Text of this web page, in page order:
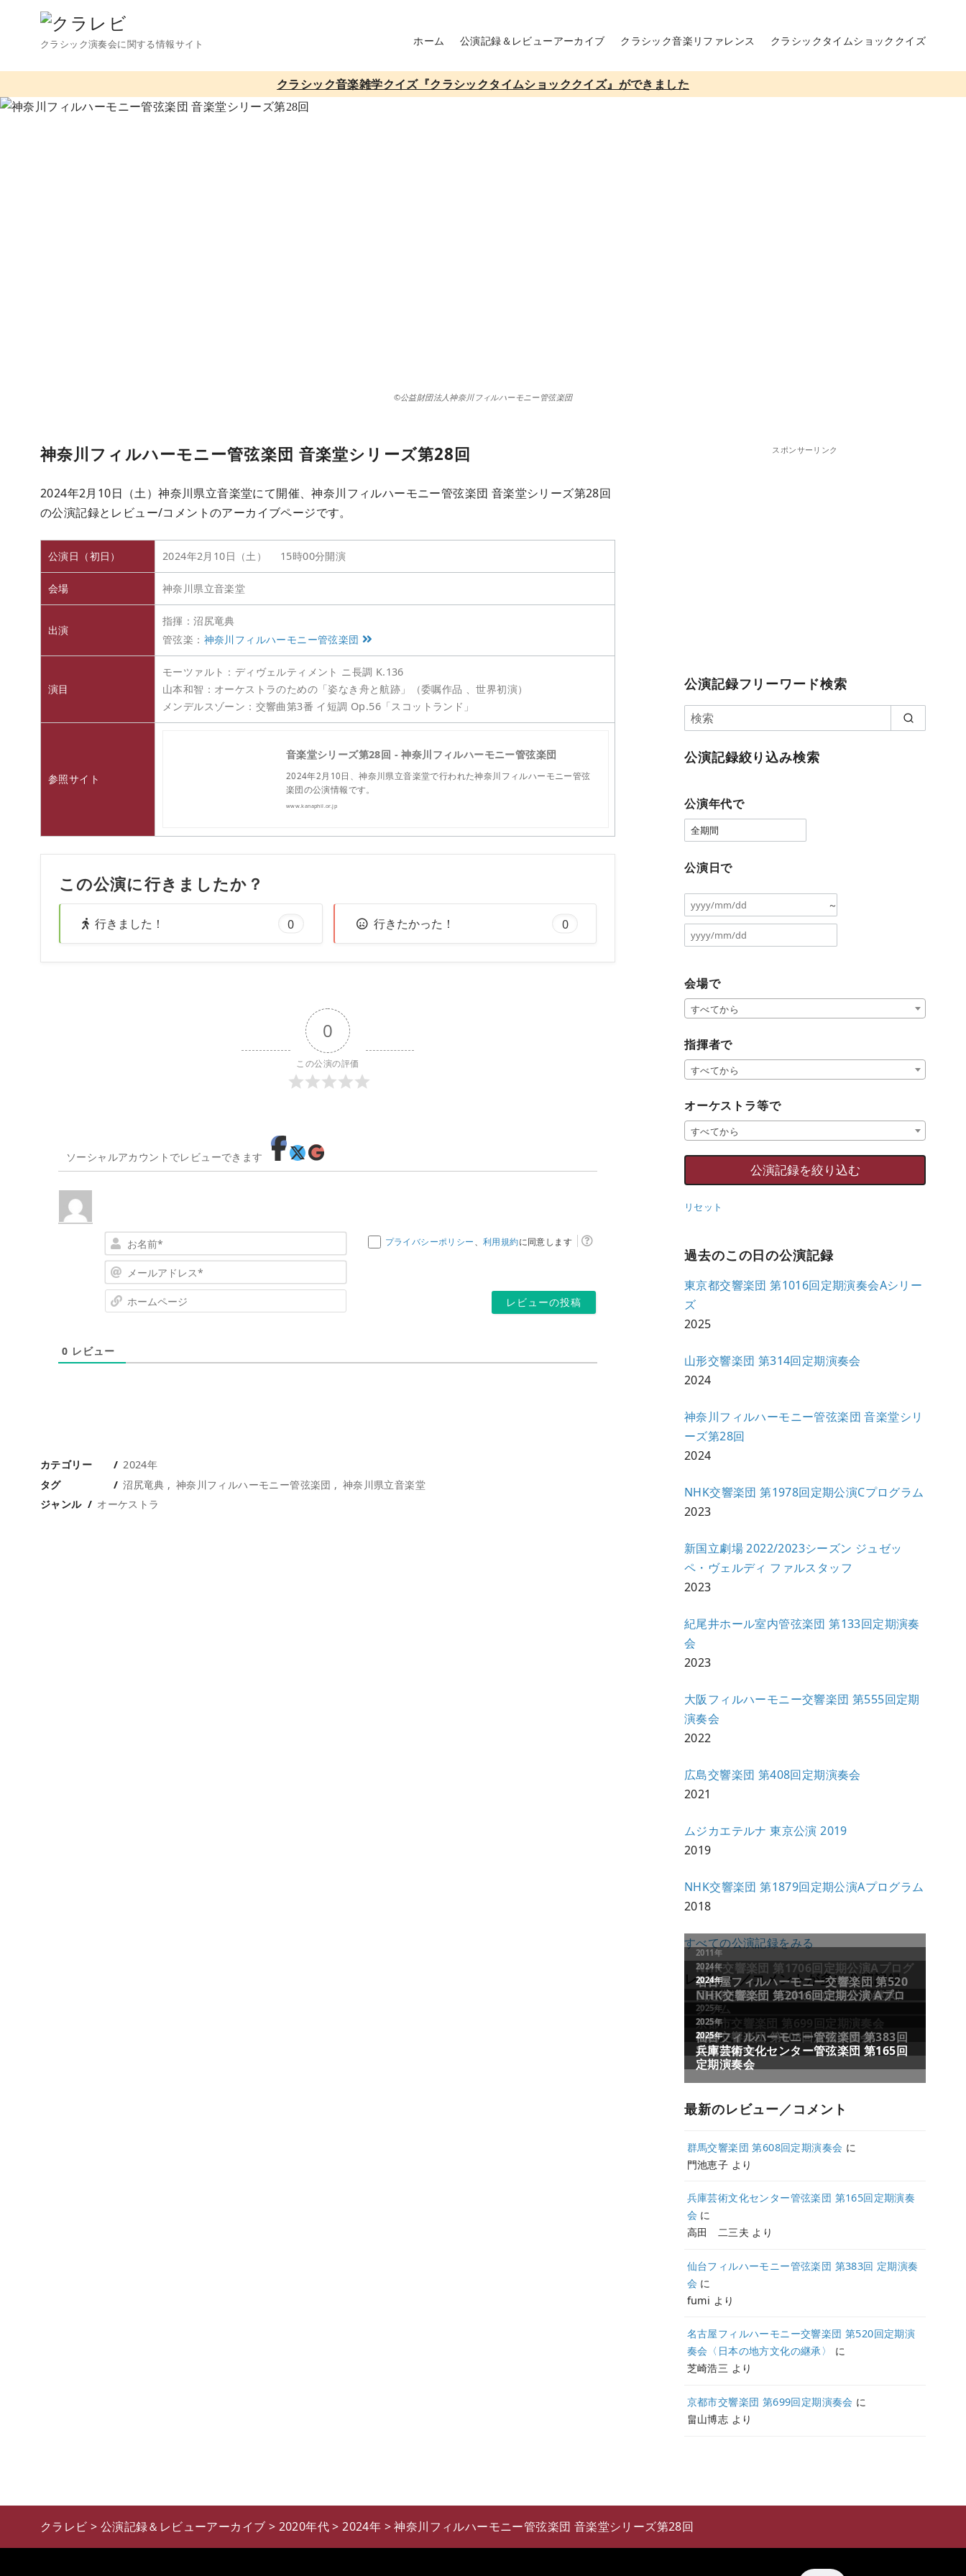
へ
クラシック演奏会に関する情報サイト ホーム 公演記録＆レビューアーカイブ クラシック音楽リファレンス クラシックタイムショッククイズ
クラシック音楽雑学クイズ『クラシックタイムショッククイズ』ができました
©公益財団法人神奈川フィルハーモニー管弦楽団
神奈川フィルハーモニー管弦楽団 音楽堂シリーズ第28回
2024年2月10日（土）神奈川県立音楽堂にて開催、神奈川フィルハーモニー管弦楽団 音楽堂シリーズ第28回
の公演記録とレビュー/コメントのアーカイブページです。
公演日（初日） 2024年2月10日（土） 15時00分開演
会場 神奈川県立音楽堂
出演
指揮：沼尻竜典
管弦楽： 神奈川フィルハーモニー管弦楽団
演目
モーツァルト：ディヴェルティメント ニ長調 K.136
山本和智：オーケストラのための「姿なき舟と航跡」（委嘱作品 、世界初演）
メンデルスゾーン：交響曲第3番 イ短調 Op.56「スコットランド」
参照サイト
音楽堂シリーズ第28回 - 神奈川フィルハーモニー管弦楽団
2024年2月10日、神奈川県立音楽堂で行われた神奈川フィルハーモニー管弦
楽団の公演情報です。
www.kanaphil.or.jp
この公演に行きましたか？
行きました！ 0 行きたかった！ 0
0
この公演の評価
ソーシャルアカウントでレビューできます
名
*ー
ス
ー
ー
プライバシーポリシー、 利用規約に同意します
0 レビュー
カテゴリー
2024年
タグ
沼尻竜典 神奈川フィルハーモニー管弦楽団
神奈川県立音楽堂
ジャンル
オーケストラ
スポンサーリンク
公演記録フリーワード検索
公演記録絞り込み検索
公演年代で
公演日で
～
会場で
すべてから
指揮者で
すべてから
オーケストラ等で
すべてから
リセット
過去のこの日の公演記録
東京都交響楽団 第1016回定期演奏会Aシリー
ズ
2025
山形交響楽団 第314回定期演奏会
2024
神奈川フィルハーモニー管弦楽団 音楽堂シリ
ーズ第28回
2024
NHK交響楽団 第1978回定期公演Cプログラム
2023
新国立劇場 2022/2023シーズン ジュゼッ
ペ・ヴェルディ ファルスタッフ
2023
紀尾井ホール室内管弦楽団 第133回定期演奏
会
2023
大阪フィルハーモニー交響楽団 第555回定期
演奏会
2022
広島交響楽団 第408回定期演奏会
2021
ムジカエテルナ 東京公演 2019
2019
NHK交響楽団 第1879回定期公演Aプログラム
2018
すべての公演記録をみる
レビュー／コメントが多い公演記録
最新のレビュー／コメント
群馬交響楽団 第608回定期演奏会 に
門池恵子 より
兵庫芸術文化センター管弦楽団 第165回定期演奏
会 に
高田 二三夫 より
仙台フィルハーモニー管弦楽団 第383回 定期演奏
会 に
fumi より
名古屋フィルハーモニー交響楽団 第520回定期演
奏会〈日本の地方文化の継承〉
に
芝崎浩三 より
京都市交響楽団 第699回定期演奏会 に
畠山博志 より
クラレビ > 公演記録＆レビューアーカイブ > 2020年代>2024年 >神奈川フィルハーモニー管弦楽団 音楽堂シリーズ第28回